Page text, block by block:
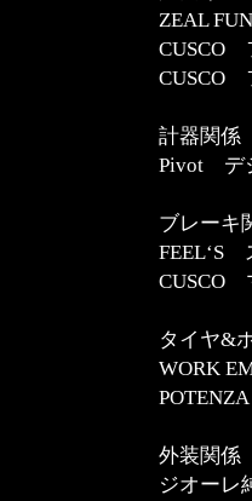
ZEAL
CUSCO
CUSCO
計器関係
Pivot デ
ブレーキ
FEEL‘S
CUSCO
タイヤ&
WORK
外装関係
ジオー